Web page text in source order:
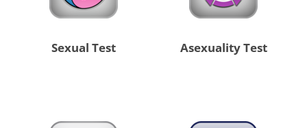
Sexual Test Asexuality Test